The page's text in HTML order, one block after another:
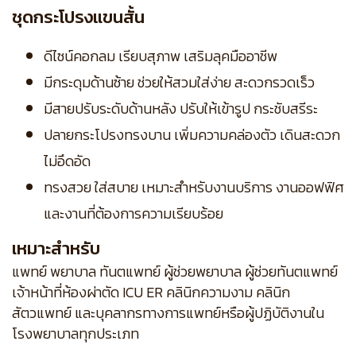
ชุดกระโปรงแขนสั้น
ดีไซน์คอกลม เรียบสุภาพ เสริมลุคมืออาชีพ
มีกระดุมด้านซ้าย ช่วยให้สวมใส่ง่าย สะดวกรวดเร็ว
มีสายปรับระดับด้านหลัง ปรับให้เข้ารูป กระชับสรีระ
ปลายกระโปรงทรงบาน เพิ่มความคล่องตัว เดินสะดวก
ไม่อึดอัด
ทรงสวย ใส่สบาย เหมาะสำหรับงานบริการ งานออฟฟิศ
และงานที่ต้องการความเรียบร้อย
เหมาะสำหรับ
แพทย์ พยาบาล ทันตแพทย์ ผู้ช่วยพยาบาล ผู้ช่วยทันตแพทย์
เจ้าหน้าที่ห้องผ่าตัด ICU ER คลินิกความงาม คลินิก
สัตวแพทย์ และบุคลากรทางการแพทย์หรือผู้ปฏิบัติงานใน
โรงพยาบาลทุกประเภท